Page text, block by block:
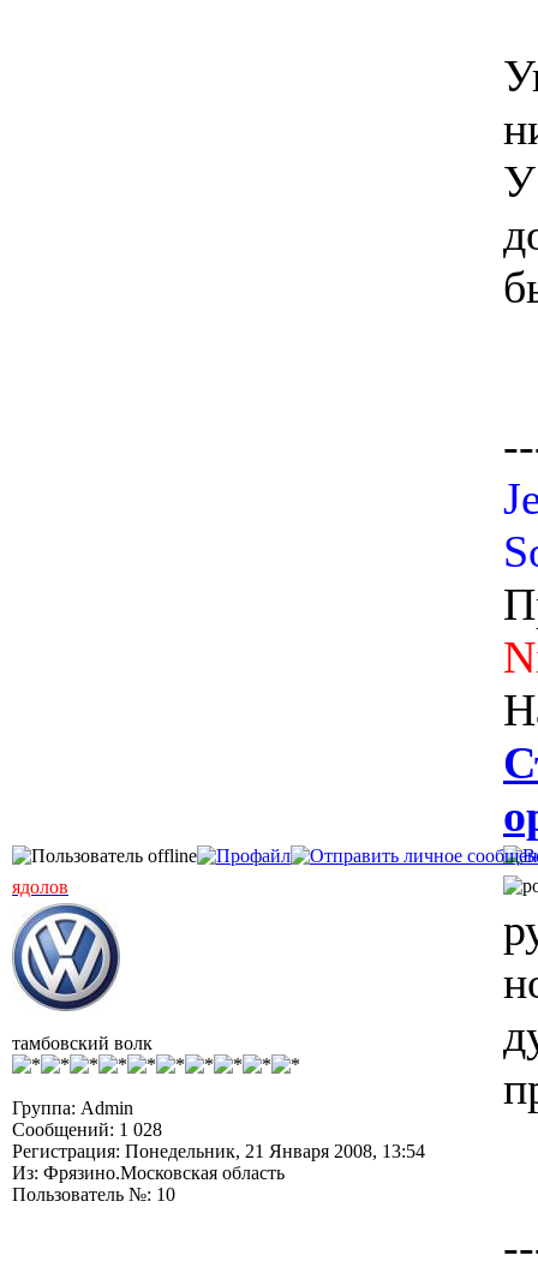
У
ядолов
тамбовский волк
Группа: Admin
Сообщений: 1 028
Регистрация: Понедельник, 21 Января 2008, 13:54
Из: Фрязино.Московская область
Пользователь №: 10